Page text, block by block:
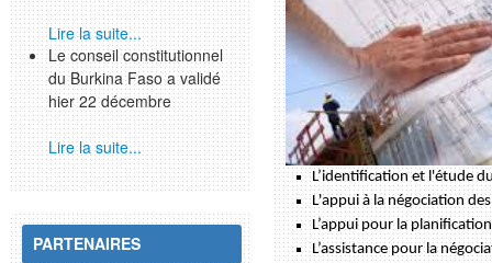
Lire la suite...
Le conseil constitutionnel
du Burkina Faso a validé
hier 22 décembre
Lire la suite...
PARTENAIRES
L’identification et l'étude
L'appui à la négociation
L’appui pour la
L’assistance pour la